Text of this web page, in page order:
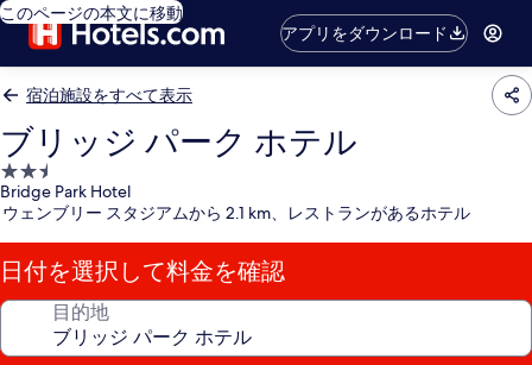
このページの本文に移動
アプリをダウンロード
宿泊施設をすべて表示
ブリッジ パーク ホテル
2.5
つ
星
宿
泊
施
Bridge Park Hotel
ウェンブリー スタジアムから 2.1 km、レストランがあるホテル
日付を選択して料金を確認
目的地